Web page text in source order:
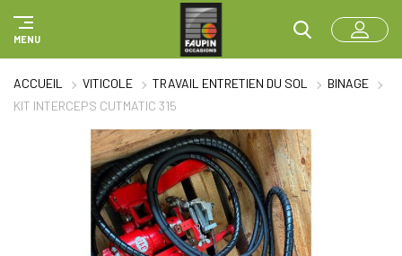
MENU
ACCUEIL VITICOLE TRAVAIL ENTRETIEN DU SOL
BINAGE
KIT INTERCEPS CUTMATIC 315
Panneau de gestion des cookies